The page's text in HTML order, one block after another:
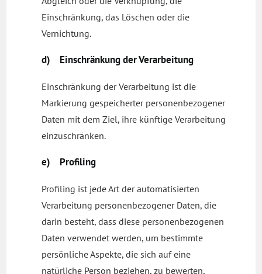
Einschränkung, das Löschen oder die
Vernichtung.
d) Einschränkung der Verarbeitung
Einschränkung der Verarbeitung ist die
Markierung gespeicherter personenbezogener
Daten mit dem Ziel, ihre künftige Verarbeitung
einzuschränken.
e) Profiling
Profiling ist jede Art der automatisierten
Verarbeitung personenbezogener Daten, die
darin besteht, dass diese personenbezogenen
Daten verwendet werden, um bestimmte
persönliche Aspekte, die sich auf eine
natürliche Person beziehen, zu bewerten,